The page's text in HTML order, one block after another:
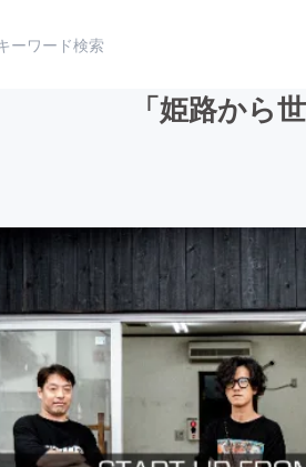
アート・写真
テクノロジー・ガジェット
映像・映画
ビジネス・起業
「姫路から